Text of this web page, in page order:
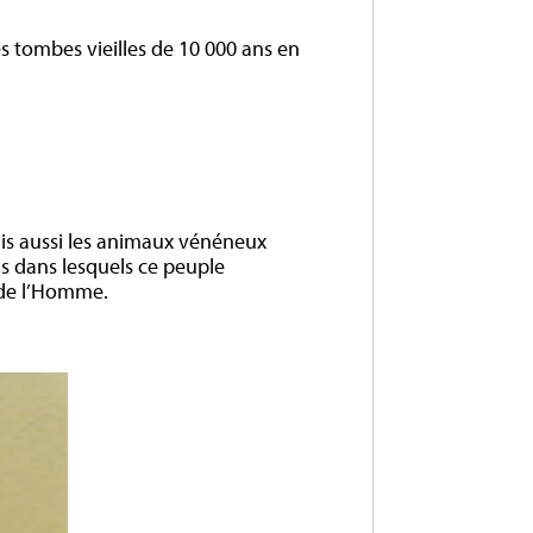
tombes vieilles de 10 000 ans en
aussi les animaux vénéneux
dans lesquels ce peuple
l’Homme.